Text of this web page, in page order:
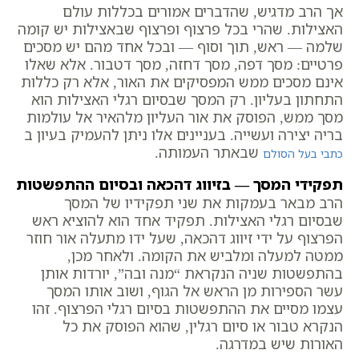
אך הרב מדגיש, שהדברים אמורים בכללות עולם
האצילות. שהרי בכל פרצוף ופרצוף שבאצילות יש קומה
שלמה — ראש, תוך וסוף — ובכל אחד מהם יש מסכים
פרטיים: מסך דפה, מסך דחזה, מסך דטבור. אלא שאלו
אינם מסכים ממש המפסיקים את האור, אלא רק כללות
התחתון בעליון. רק המסך שבסיום רגלי האצילות הוא
מסך ממש, הפוסק את אור העליון מלהאיר אל עולמות
בריה יצירה ועשייה. בעניינים אלו ניתן להעמיק בעיון ב
כתבי בעל הסולם שבאתר העמותה.
תפקידי המסך — בזיווג דהכאה ובסיום ההתפשטות
הרב מבאר בעמקות את שני תפקידיו של המסך
שבסיום רגלי האצילות. תפקיד אחד הוא להוציא ראש
הפרצוף על ידי זיווג דהכאה, שעל ידו מתעלה אור חוזר
ממטה למעלה ומלביש את הקומה. ולאחר מכן,
בהתפשטות שניה הנקראת “מנה ובה”, יורדות אותן
עשר הספירות מן הראש אל הגוף, ושוב אותו המסך
עצמו מסיים את ההתפשטות בסיום רגלי הפרצוף. זהו
הנקרא טבור או סיום רגלין, שהוא הפוסק את כל
האורות שיש במדרגה.